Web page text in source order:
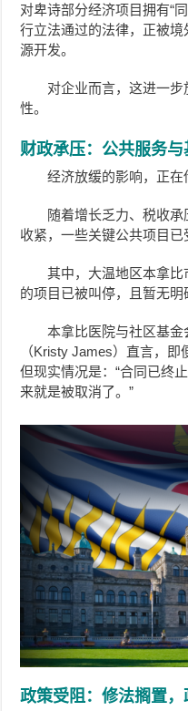
对卑诗部分经济项目拥有“
行立法通过的法律，正被
源开发。
对企业而言，这进一
性。
财政承压：公共服务
经济放缓的影响，正在
随着增长乏力、税收
收紧，一些关键公共项目已
其中，大温地区本拿
的项目已被叫停，且暂无明
本拿比医院与社区基金
（Kristy James）直言，即
但现实情况是：“合同已终
来就是被取消了。”
政策受阻：修法搁置